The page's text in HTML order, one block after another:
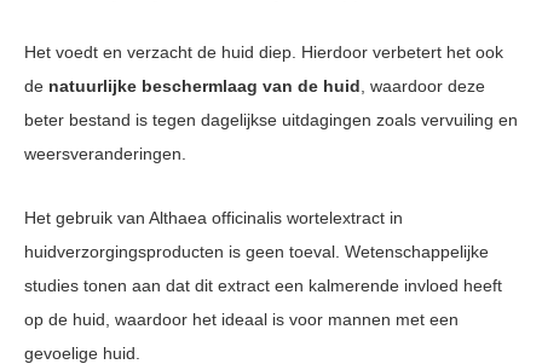
Het voedt en verzacht de huid diep. Hierdoor verbetert het ook
de natuurlijke beschermlaag van de huid, waardoor deze
beter bestand is tegen dagelijkse uitdagingen zoals vervuiling en
weersveranderingen.
Het gebruik van Althaea officinalis wortelextract in
huidverzorgingsproducten is geen toeval. Wetenschappelijke
studies tonen aan dat dit extract een kalmerende invloed heeft
op de huid, waardoor het ideaal is voor mannen met een
gevoelige huid.